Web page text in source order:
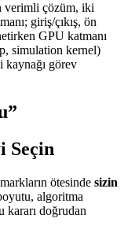
verimli çözüm, iki
giriş/çıkış, ön
GPU katmanı
simulation kernel)
kaynağı görev
Seçin
ötesinde sizin
algoritma
kararı doğrudan